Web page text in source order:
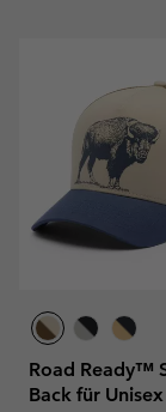
Road Ready™
Back für Unisex